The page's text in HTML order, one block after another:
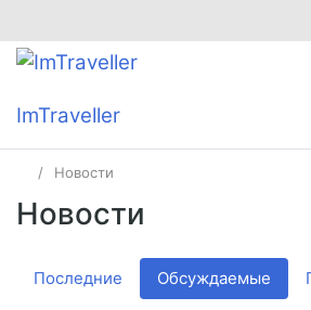
ImTraveller
Новости
Новости
Последние Обсуждаемые